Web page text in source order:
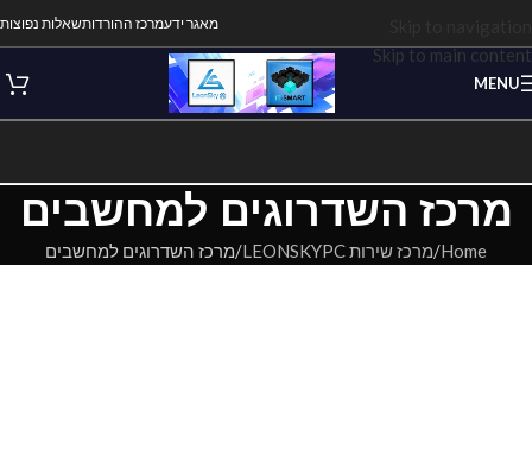
Skip to main content
מאגר ידעמרכז ההורדותשאלות נפוצות
MENU
מרכז השדרוגים למחשבים
Home מרכז שירות LEONSKYPC מרכז השדרוגים למחשבים